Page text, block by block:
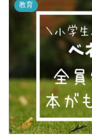
教育